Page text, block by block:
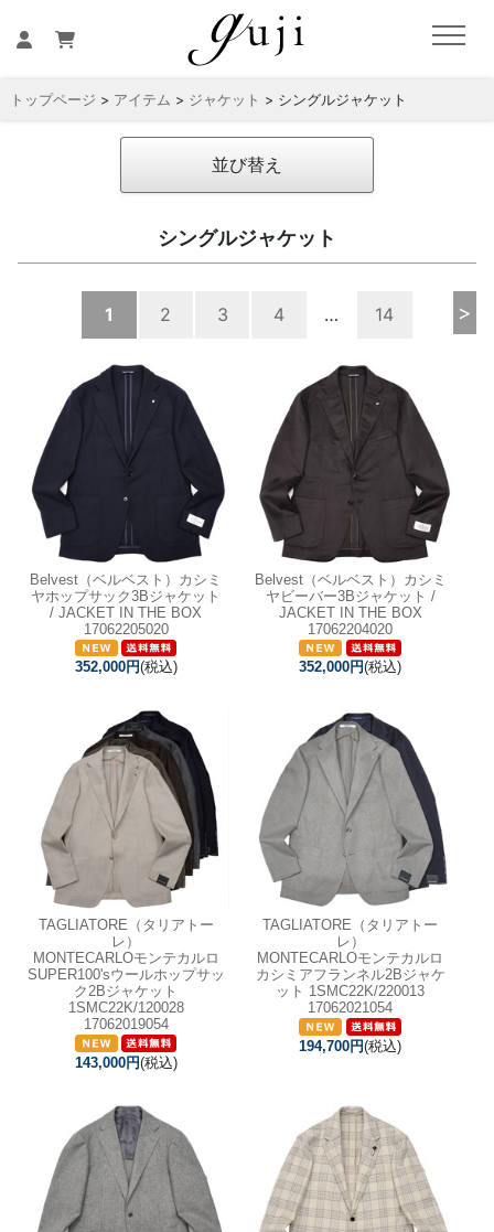
トップページ > アイテム > ジャケット > シングルジャケット
並び替え
シングルジャケット
>
1 2 3 4 … 14
Belvest（ベルベスト）カシミ
ヤホップサック3Bジャケット
/ JACKET IN THE BOX
17062205020
352,000円(税込)
Belvest（ベルベスト）カシミ
ヤビーバー3Bジャケット /
JACKET IN THE BOX
17062204020
352,000円(税込)
TAGLIATORE（タリアトー
レ）
MONTECARLOモンテカルロ
SUPER100'sウールホップサッ
ク2Bジャケット
1SMC22K/120028
17062019054
143,000円(税込)
TAGLIATORE（タリアトー
レ）
MONTECARLOモンテカルロ
カシミアフランネル2Bジャケ
ット 1SMC22K/220013
17062021054
194,700円(税込)